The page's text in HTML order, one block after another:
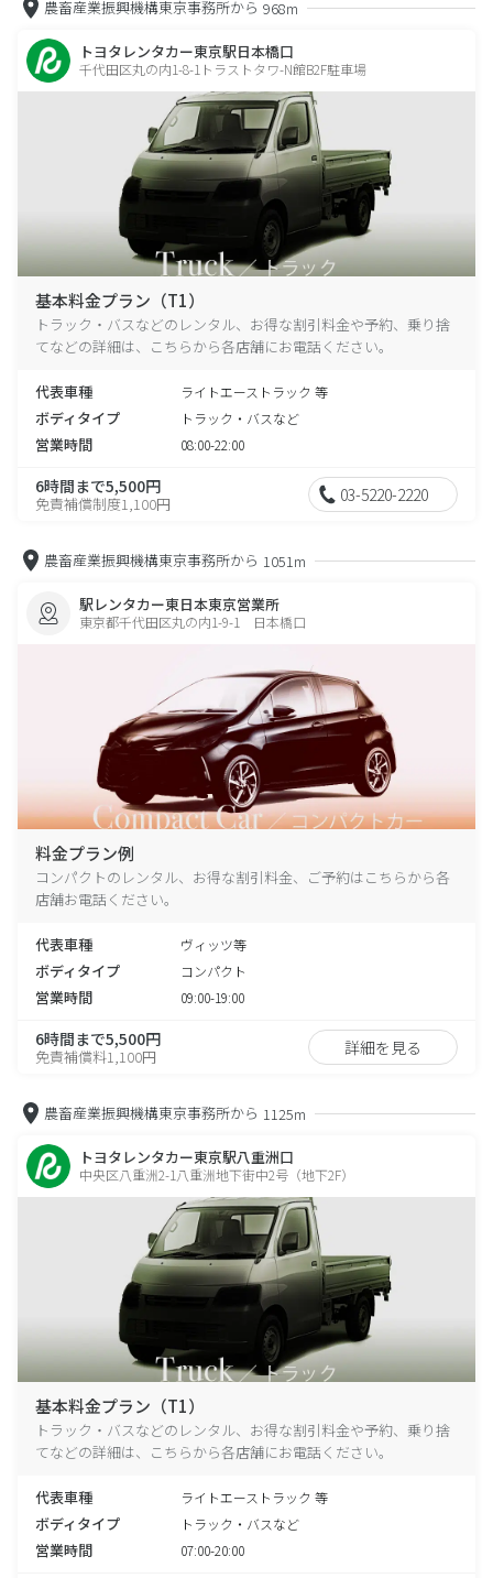
農畜産業振興機構東京事務所から 968m
トヨタレンタカー東京駅日本橋口
千代田区丸の内1-8-1トラストタワ-N館B2F駐車場
基本料金プラン（T1）
トラック・バスなどのレンタル、お得な割引料金や予約、乗り捨
てなどの詳細は、こちらから各店舗にお電話ください。
代表車種 ライトエーストラック 等
ボディタイプ トラック・バスなど
営業時間 08:00-22:00
6時間まで5,500円
免責補償制度1,100円 03-5220-2220
農畜産業振興機構東京事務所から 1051m
駅レンタカー東日本東京営業所
東京都千代田区丸の内1-9-1 日本橋口
料金プラン例
コンパクトのレンタル、お得な割引料金、ご予約はこちらから各
店舗お電話ください。
代表車種 ヴィッツ等
ボディタイプ コンパクト
営業時間 09:00-19:00
6時間まで5,500円
免責補償料1,100円 詳細を見る
農畜産業振興機構東京事務所から 1125m
トヨタレンタカー東京駅八重洲口
中央区八重洲2-1八重洲地下街中2号（地下2F）
基本料金プラン（T1）
トラック・バスなどのレンタル、お得な割引料金や予約、乗り捨
てなどの詳細は、こちらから各店舗にお電話ください。
代表車種 ライトエーストラック 等
ボディタイプ トラック・バスなど
営業時間 07:00-20:00